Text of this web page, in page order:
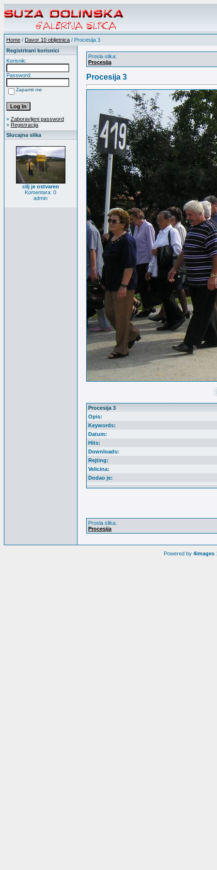
Home / Davor 10 obljetnica / Procesija 3
Registrirani korisnici
Korisnik:
Password:
Zapamti me
» Zaboravljeni password
» Registracija
Slucajna slika
cilj je ostvaren
Komentara: 0
admin
Prosla slika:
Procesija
Procesija 3
Procesija 3
Opis:
Keywords:
Datum:
Hits:
Downloads:
Rejting:
Velicina:
Dodao je:
Prosla slika:
Procesija
Powered by 4images